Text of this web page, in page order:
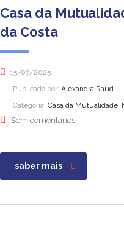
Casa da
da Costa
15/09/2025
Publicado por: Alexandra Raud
Categoria: Casa da Mutualidade,
Sem comentários
saber mais